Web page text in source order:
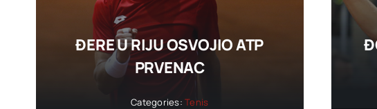
ĐERE U RIJU OSVOJIO ATP
PRVENAC
Categories:Tenis